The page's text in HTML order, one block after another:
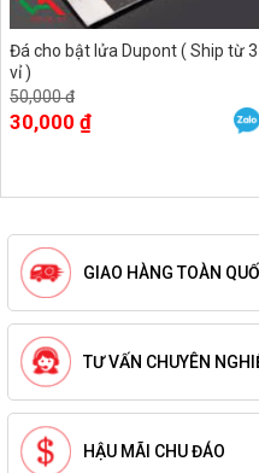
Đá cho bật lửa Dupont ( Ship từ 3
vỉ )
50,000 đ
30,000 ₫
GIAO HÀNG TOÀN
TƯ VẤN CHUYÊN
HẬU MÃI CHU ĐÁO